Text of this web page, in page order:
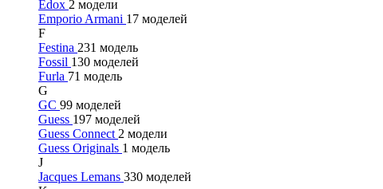
Edox 2 модели
Emporio Armani 17 моделей
F
Festina 231 модель
Fossil 130 моделей
Furla 71 модель
G
GC 99 моделей
Guess 197 моделей
Guess Connect 2 модели
Guess Originals 1 модель
J
Jacques Lemans 330 моделей